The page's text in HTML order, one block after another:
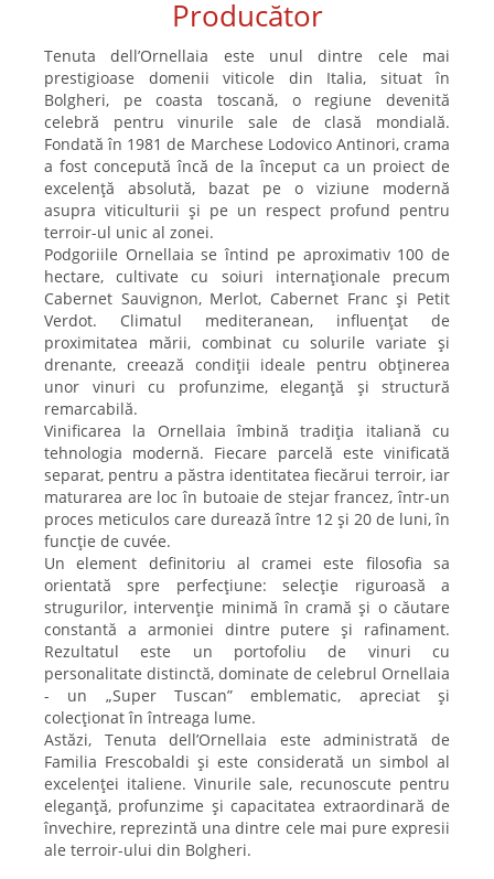
Producător
Tenuta dell’Ornellaia este unul dintre cele mai
prestigioase domenii viticole din Italia, situat în
Bolgheri, pe coasta toscană, o regiune devenită
celebră pentru vinurile sale de clasă mondială.
Fondată în 1981 de Marchese Lodovico Antinori, crama
a fost concepută încă de la început ca un proiect de
excelență absolută, bazat pe o viziune modernă
asupra viticulturii și pe un respect profund pentru
terroir-ul unic al zonei.
Podgoriile Ornellaia se întind pe aproximativ 100 de
hectare, cultivate cu soiuri internaționale precum
Cabernet Sauvignon, Merlot, Cabernet Franc și Petit
Verdot. Climatul mediteranean, influențat de
proximitatea mării, combinat cu solurile variate și
drenante, creează condiții ideale pentru obținerea
unor vinuri cu profunzime, eleganță și structură
remarcabilă.
Vinificarea la Ornellaia îmbină tradiția italiană cu
tehnologia modernă. Fiecare parcelă este vinificată
separat, pentru a păstra identitatea fiecărui terroir, iar
maturarea are loc în butoaie de stejar francez, într-un
proces meticulos care durează între 12 și 20 de luni, în
funcție de cuvée.
Un element definitoriu al cramei este filosofia sa
orientată spre perfecțiune: selecție riguroasă a
strugurilor, intervenție minimă în cramă și o căutare
constantă a armoniei dintre putere și rafinament.
Rezultatul este un portofoliu de vinuri cu
personalitate distinctă, dominate de celebrul Ornellaia
- un „Super Tuscan” emblematic, apreciat și
colecționat în întreaga lume.
Astăzi, Tenuta dell’Ornellaia este administrată de
Familia Frescobaldi și este considerată un simbol al
excelenței italiene. Vinurile sale, recunoscute pentru
eleganță, profunzime și capacitatea extraordinară de
învechire, reprezintă una dintre cele mai pure expresii
ale terroir-ului din Bolgheri.